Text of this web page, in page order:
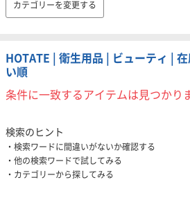
カテゴリーを変更する
HOTATE | 衛生用品 | ビューティ |
い順
条件に一致するアイテムは見つかり
検索のヒント
検索ワードに間違いがないか確認する
他の検索ワードで試してみる
カテゴリーから探してみる